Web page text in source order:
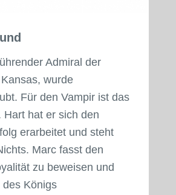
Admiral der
wurde
Für den Vampir ist das
Hart hat er sich den
erarbeitet und steht
Marc fasst den
zu beweisen und
des Königs